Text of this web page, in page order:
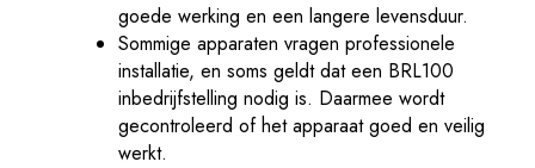
goede werking en een langere levensduur.
Sommige apparaten vragen professionele
installatie, en soms geldt dat een BRL100
inbedrijfstelling nodig is. Daarmee wordt
gecontroleerd of het apparaat goed en veilig
werkt.